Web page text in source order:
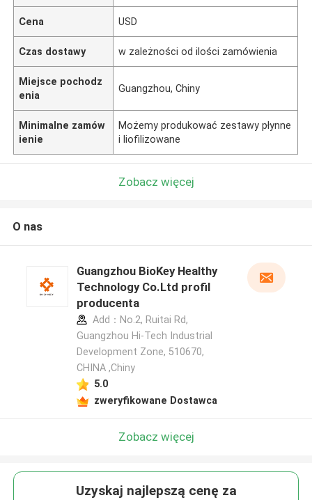
Cena USD
Czas dostawy w zależności od ilości zamówienia
Miejsce pochodz
enia
Guangzhou, Chiny
Minimalne zamów
ienie
Możemy produkować zestawy płynne
i liofilizowane
Zobacz więcej
O nas
Guangzhou BioKey Healthy
Technology Co.Ltd profil
producenta
Add：No.2, Ruitai Rd,
Guangzhou Hi-Tech Industrial
Development Zone, 510670,
CHINA ,Chiny
5.0
zweryfikowane Dostawca
Zobacz więcej
Uzyskaj najlepszą cenę za